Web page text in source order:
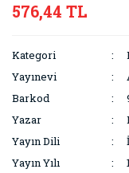
576,44 TL
Kategori
Yayınevi
Barkod
Yazar
Yayın Dili
Yayın Yılı